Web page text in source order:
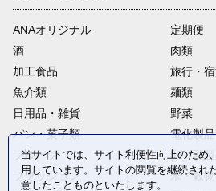
ANAオリジナル
定期便
酒
肉類
加工食品
旅行・
魚介類
麺類
日用品・雑貨
野菜
パン・菓子類
電化製品
フルーツ
卵・乳
ファッション
米・穀物
当サイトでは、サイト利便性向上のため
用しています。サイトの閲覧を継続され
意したことものといたします。